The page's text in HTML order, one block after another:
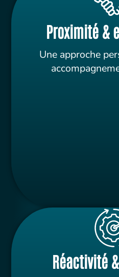
Proximité &
Une approche
Réactivité